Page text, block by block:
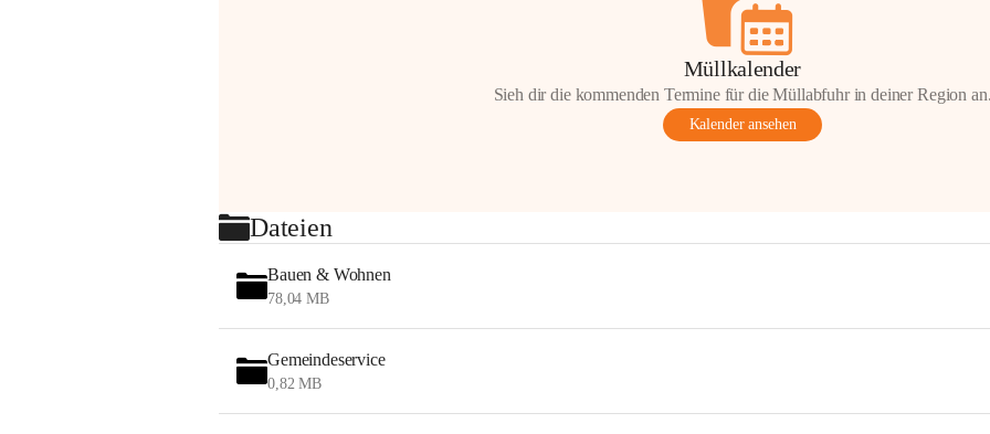
Müllkalender
Sieh dir die kommenden Termine für die Müllabfuhr in deiner Region
Kalender ansehen
Dateien
Bauen & Wohnen
78,04 MB
Gemeindeservice
0,82 MB